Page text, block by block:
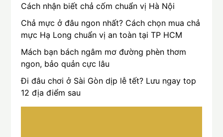
Cách nhận biết chả cốm chuẩn vị Hà Nội
Chả mực ở đâu ngon nhất? Cách chọn mua chả
mực Hạ Long chuẩn vị an toàn tại TP HCM
Mách bạn bách ngâm mơ đường phèn thơm
ngon, bảo quản cực lâu
Đi đâu chơi ở Sài Gòn dịp lễ tết? Lưu ngay top
12 địa điểm sau